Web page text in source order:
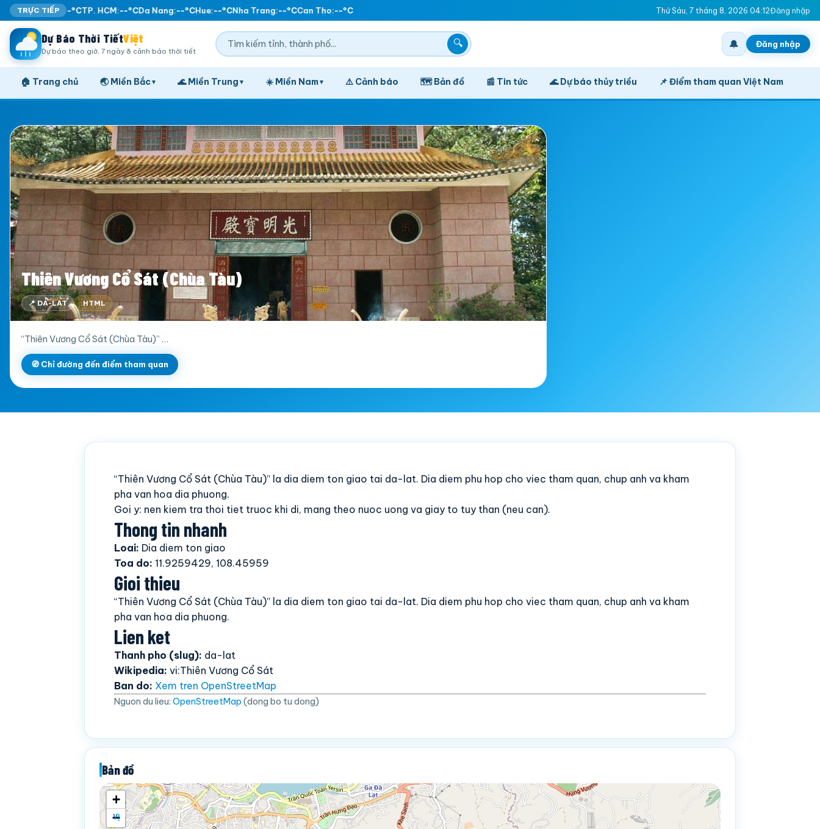
TRỰC TIẾP
Ha Noi:--°CTP. HCM:--°CDa Nang:--°CHue:--°CNha Trang:--°CCan Tho:--°C Thứ Sáu, 7 tháng 8, 2026 04:12Đăng nhập
Dự Báo Thời TiếtViệt
Dự báo theo giờ, 7 ngày & cảnh báo thời tiết
🔍 🔔 Đăng nhập
🏠 Trang chủ 🌏 Miền Bắc▾ 🌊 Miền Trung ▾ ☀️ Miền Nam▾ ⚠️ Cảnh báo 🗺️ Bản đồ 📰 Tin tức 🌊 Dự báo thủy triều 📌 Điểm tham quan Việt Nam
Thiên Vương Cổ Sát (Chùa Tàu)
📍 DA-LAT .HTML
“Thiên Vương Cổ Sát (Chùa Tàu)” …
🧭 Chỉ đường đến điểm tham quan
“Thiên Vương Cổ Sát (Chùa Tàu)” la dia diem ton giao tai da-lat. Dia diem phu hop cho viec tham quan, chup anh va kham
pha van hoa dia phuong.
Goi y: nen kiem tra thoi tiet truoc khi di, mang theo nuoc uong va giay to tuy than (neu can).
Thong tin nhanh
Loai: Dia diem ton giao
Toa do: 11.9259429, 108.45959
Gioi thieu
“Thiên Vương Cổ Sát (Chùa Tàu)” la dia diem ton giao tai da-lat. Dia diem phu hop cho viec tham quan, chup anh va kham
pha van hoa dia phuong.
Lien ket
Thanh pho (slug): da-lat
Wikipedia: vi:Thiên Vương Cổ Sát
Ban do: Xem tren OpenStreetMap
Nguon du lieu: OpenStreetMap (dong bo tu dong)
Bản đồ
+
−
Vị